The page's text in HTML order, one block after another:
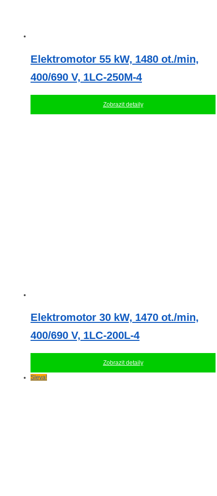
Elektromotor 55 kW, 1480 ot./min,
400/690 V, 1LC-250M-4
Zobrazit detaily
Elektromotor 30 kW, 1470 ot./min,
400/690 V, 1LC-200L-4
Zobrazit detaily
Sleva!